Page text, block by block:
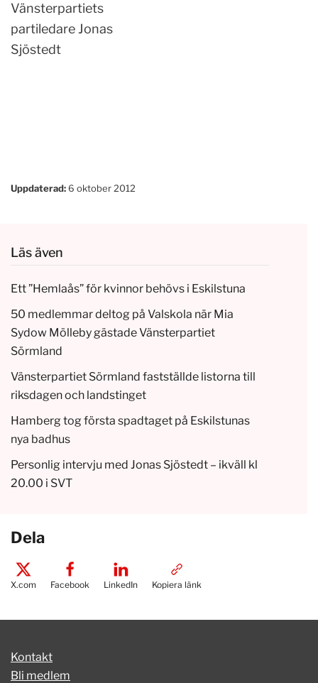
Vänsterpartiets
partiledare Jonas
Sjöstedt
Uppdaterad:6 oktober 2012
Läs även
Ett ”Hemlaås” för kvinnor behövs i Eskilstuna
50 medlemmar deltog på Valskola när Mia
Sydow Mölleby gästade Vänsterpartiet
Sörmland
Vänsterpartiet Sörmland fastställde listorna till
riksdagen och landstinget
Hamberg tog första spadtaget på Eskilstunas
nya badhus
Personlig intervju med Jonas Sjöstedt – ikväll kl
20.00 i SVT
Dela
X.com Facebook LinkedIn Kopiera länk
Kontakt
Bli medlem